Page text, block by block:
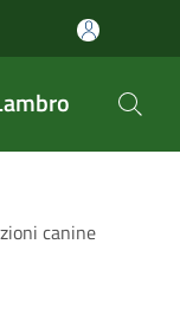
canine